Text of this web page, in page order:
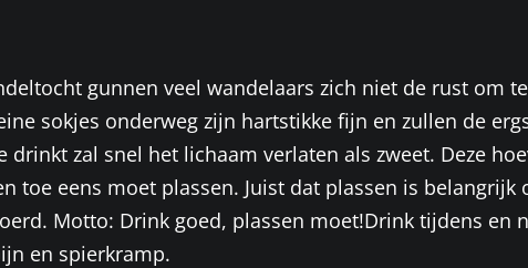
gunnen veel wandelaars zich niet de rust om
sokjes onderweg zijn hartstikke fijn en zullen de
drinkt zal snel het lichaam verlaten als zweet. Deze
toe eens moet plassen. Juist dat plassen is
Motto: Drink goed, plassen moet!Drink tijdens en
en spierkramp.